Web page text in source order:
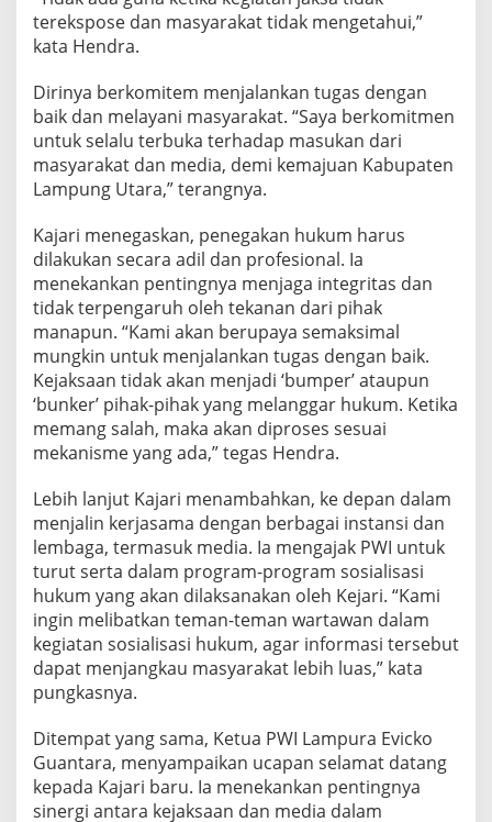
terekspose dan masyarakat tidak mengetahui,”
kata Hendra.
Dirinya berkomitem menjalankan tugas dengan
baik dan melayani masyarakat. “Saya berkomitmen
untuk selalu terbuka terhadap masukan dari
masyarakat dan media, demi kemajuan Kabupaten
Lampung Utara,” terangnya.
Kajari menegaskan, penegakan hukum harus
dilakukan secara adil dan profesional. Ia
menekankan pentingnya menjaga integritas dan
tidak terpengaruh oleh tekanan dari pihak
manapun. “Kami akan berupaya semaksimal
mungkin untuk menjalankan tugas dengan baik.
Kejaksaan tidak akan menjadi ‘bumper’ ataupun
‘bunker’ pihak-pihak yang melanggar hukum. Ketika
memang salah, maka akan diproses sesuai
mekanisme yang ada,” tegas Hendra.
Lebih lanjut Kajari menambahkan, ke depan dalam
menjalin kerjasama dengan berbagai instansi dan
lembaga, termasuk media. Ia mengajak PWI untuk
turut serta dalam program-program sosialisasi
hukum yang akan dilaksanakan oleh Kejari. “Kami
ingin melibatkan teman-teman wartawan dalam
kegiatan sosialisasi hukum, agar informasi tersebut
dapat menjangkau masyarakat lebih luas,” kata
pungkasnya.
Ditempat yang sama, Ketua PWI Lampura Evicko
Guantara, menyampaikan ucapan selamat datang
kepada Kajari baru. Ia menekankan pentingnya
sinergi antara kejaksaan dan media dalam